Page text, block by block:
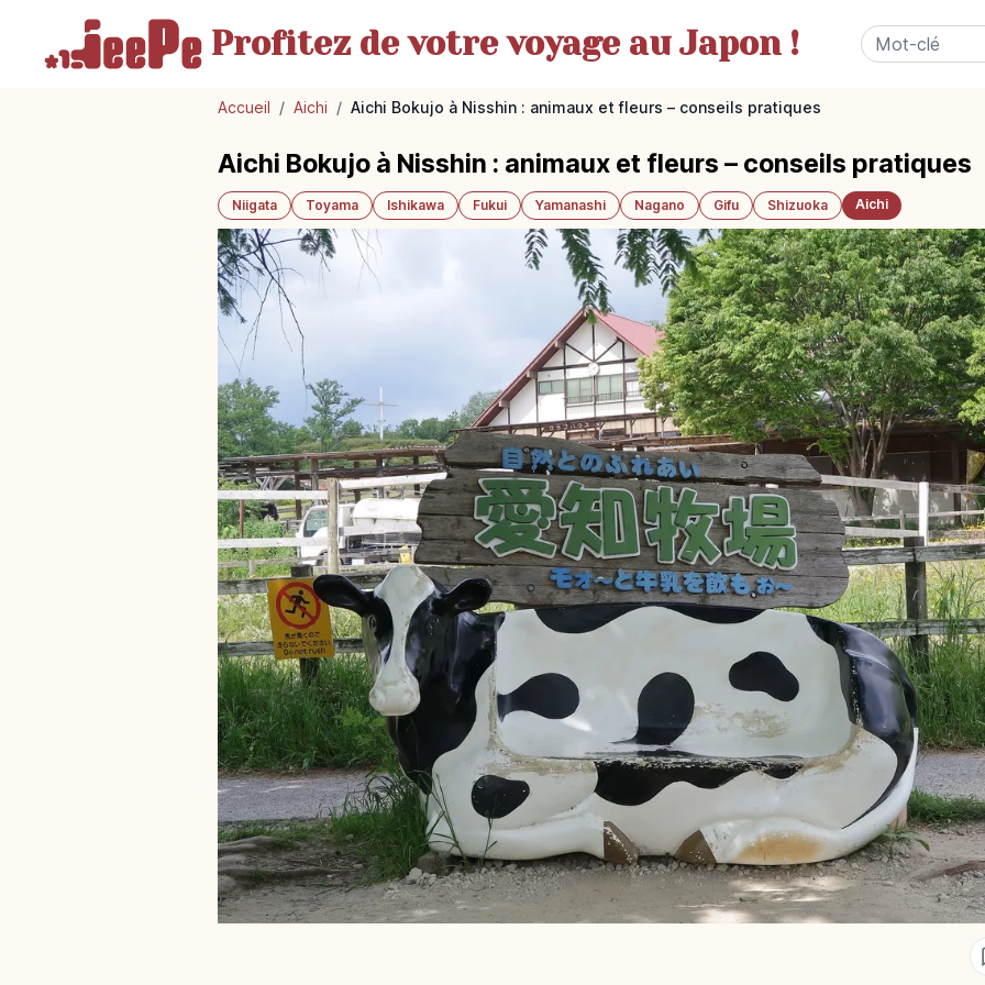
Profitez de votrevoyage au Japon !
Accueil / Aichi / Aichi Bokujo à Nisshin : animaux et fleurs – conseils pratiques
Aichi Bokujo à Nisshin : animaux et fleurs – conseils pratiques
Niigata Toyama Ishikawa Fukui Yamanashi Nagano Gifu Shizuoka Aichi